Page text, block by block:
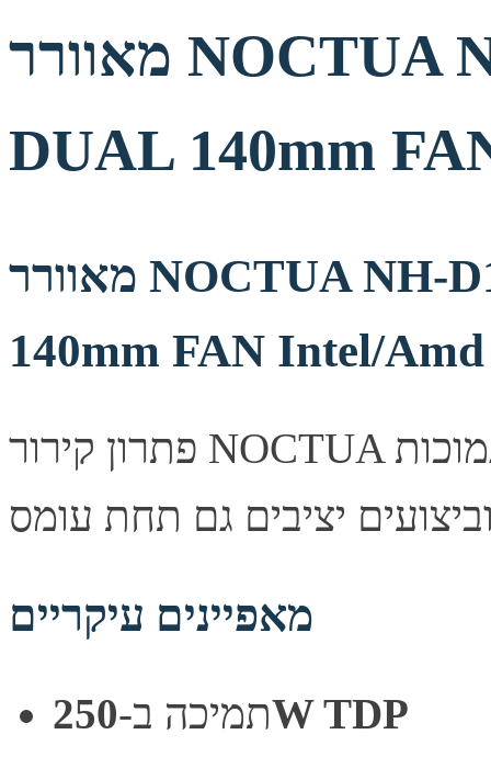
מאוורר NOCTUA NH-D15 250W TDP
DUAL 140mm
מאוורר NOCTUA NH-D15 250W TDP DUAL
140mm FAN Intel/
פתרון קירור NOCTUA למעבד, שומר על טמפראות נמוכות
מאפיינים עיקריים
תמיכה ב-250W TDP